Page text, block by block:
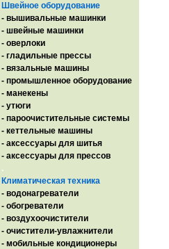
Швейное оборудование
- вышивальные машинки
- швейные машинки
- оверлоки
- гладильные прессы
- вязальные машины
- промышленное оборудование
- манекены
- утюги
- пароочистительные системы
- кеттельные машины
- аксессуары для шитья
- аксессуары для прессов
.
Климатическая техника
- водонагреватели
- обогреватели
- воздухоочистители
- очистители-увлажнители
- мобильные кондиционеры